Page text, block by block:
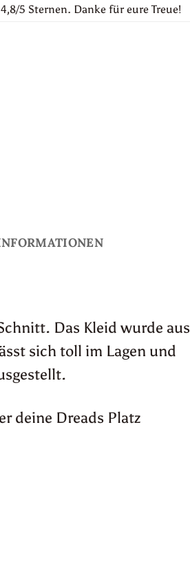
4,8/5 Sternen. Danke für eure Treue!
Das Kleid wurde aus
sich toll im Lagen und
deine Dreads Platz